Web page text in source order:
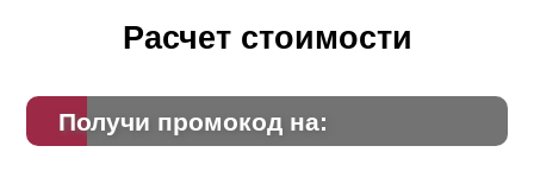
Расчет стоимости
Получи промокод на: